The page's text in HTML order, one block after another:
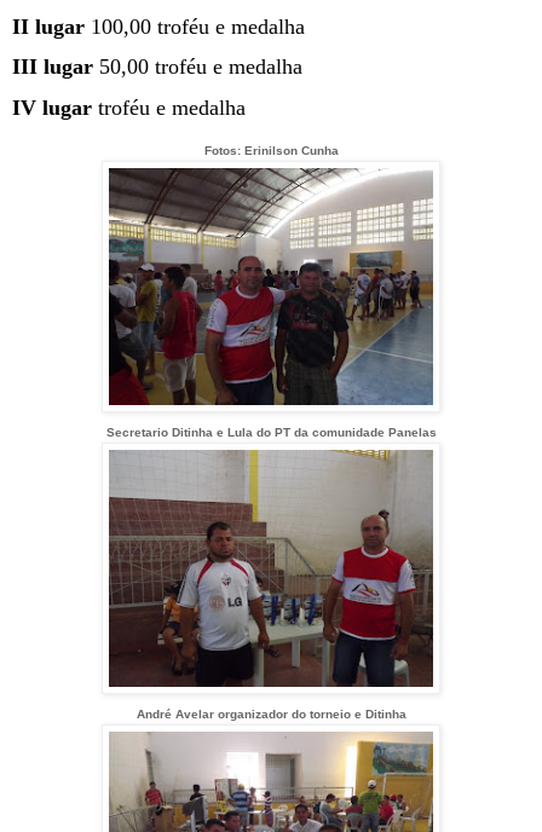
II lugar 100,00 troféu e medalha
III lugar 50,00 troféu e medalha
IV lugar troféu e medalha
Fotos: Erinilson Cunha
Secretario Ditinha e Lula do PT da comunidade Panelas
André Avelar organizador do torneio e Ditinha